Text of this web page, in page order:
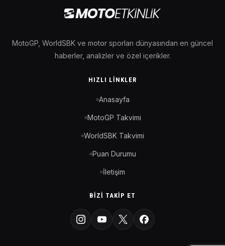
MotoGP, WorldSBK ve motor sporları dünyasından en güncel
haberler, analizler ve özel içerikler.
HIZLI LINKLER
Anasayfa
MotoGP Takvimi
WorldSBK Takvimi
Puan Durumu
İletişim
BIZI TAKIP ET